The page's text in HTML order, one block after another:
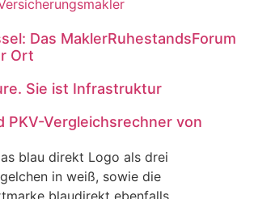
Das MaklerRuhestandsForum
Ort
Sie ist Infrastruktur
PKV-Vergleichsrechner von